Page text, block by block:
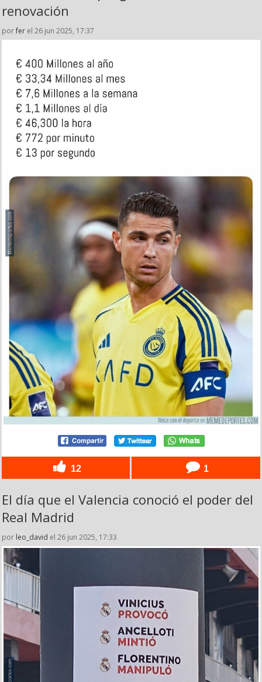
renovación
porfer el 26 jun 2025, 17:37
12 1
El día que el Valencia conoció el poder del
Real Madrid
por leo_david el 26 jun 2025, 17:33